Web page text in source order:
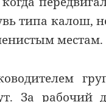
типа калош,
местам.
За рабочий